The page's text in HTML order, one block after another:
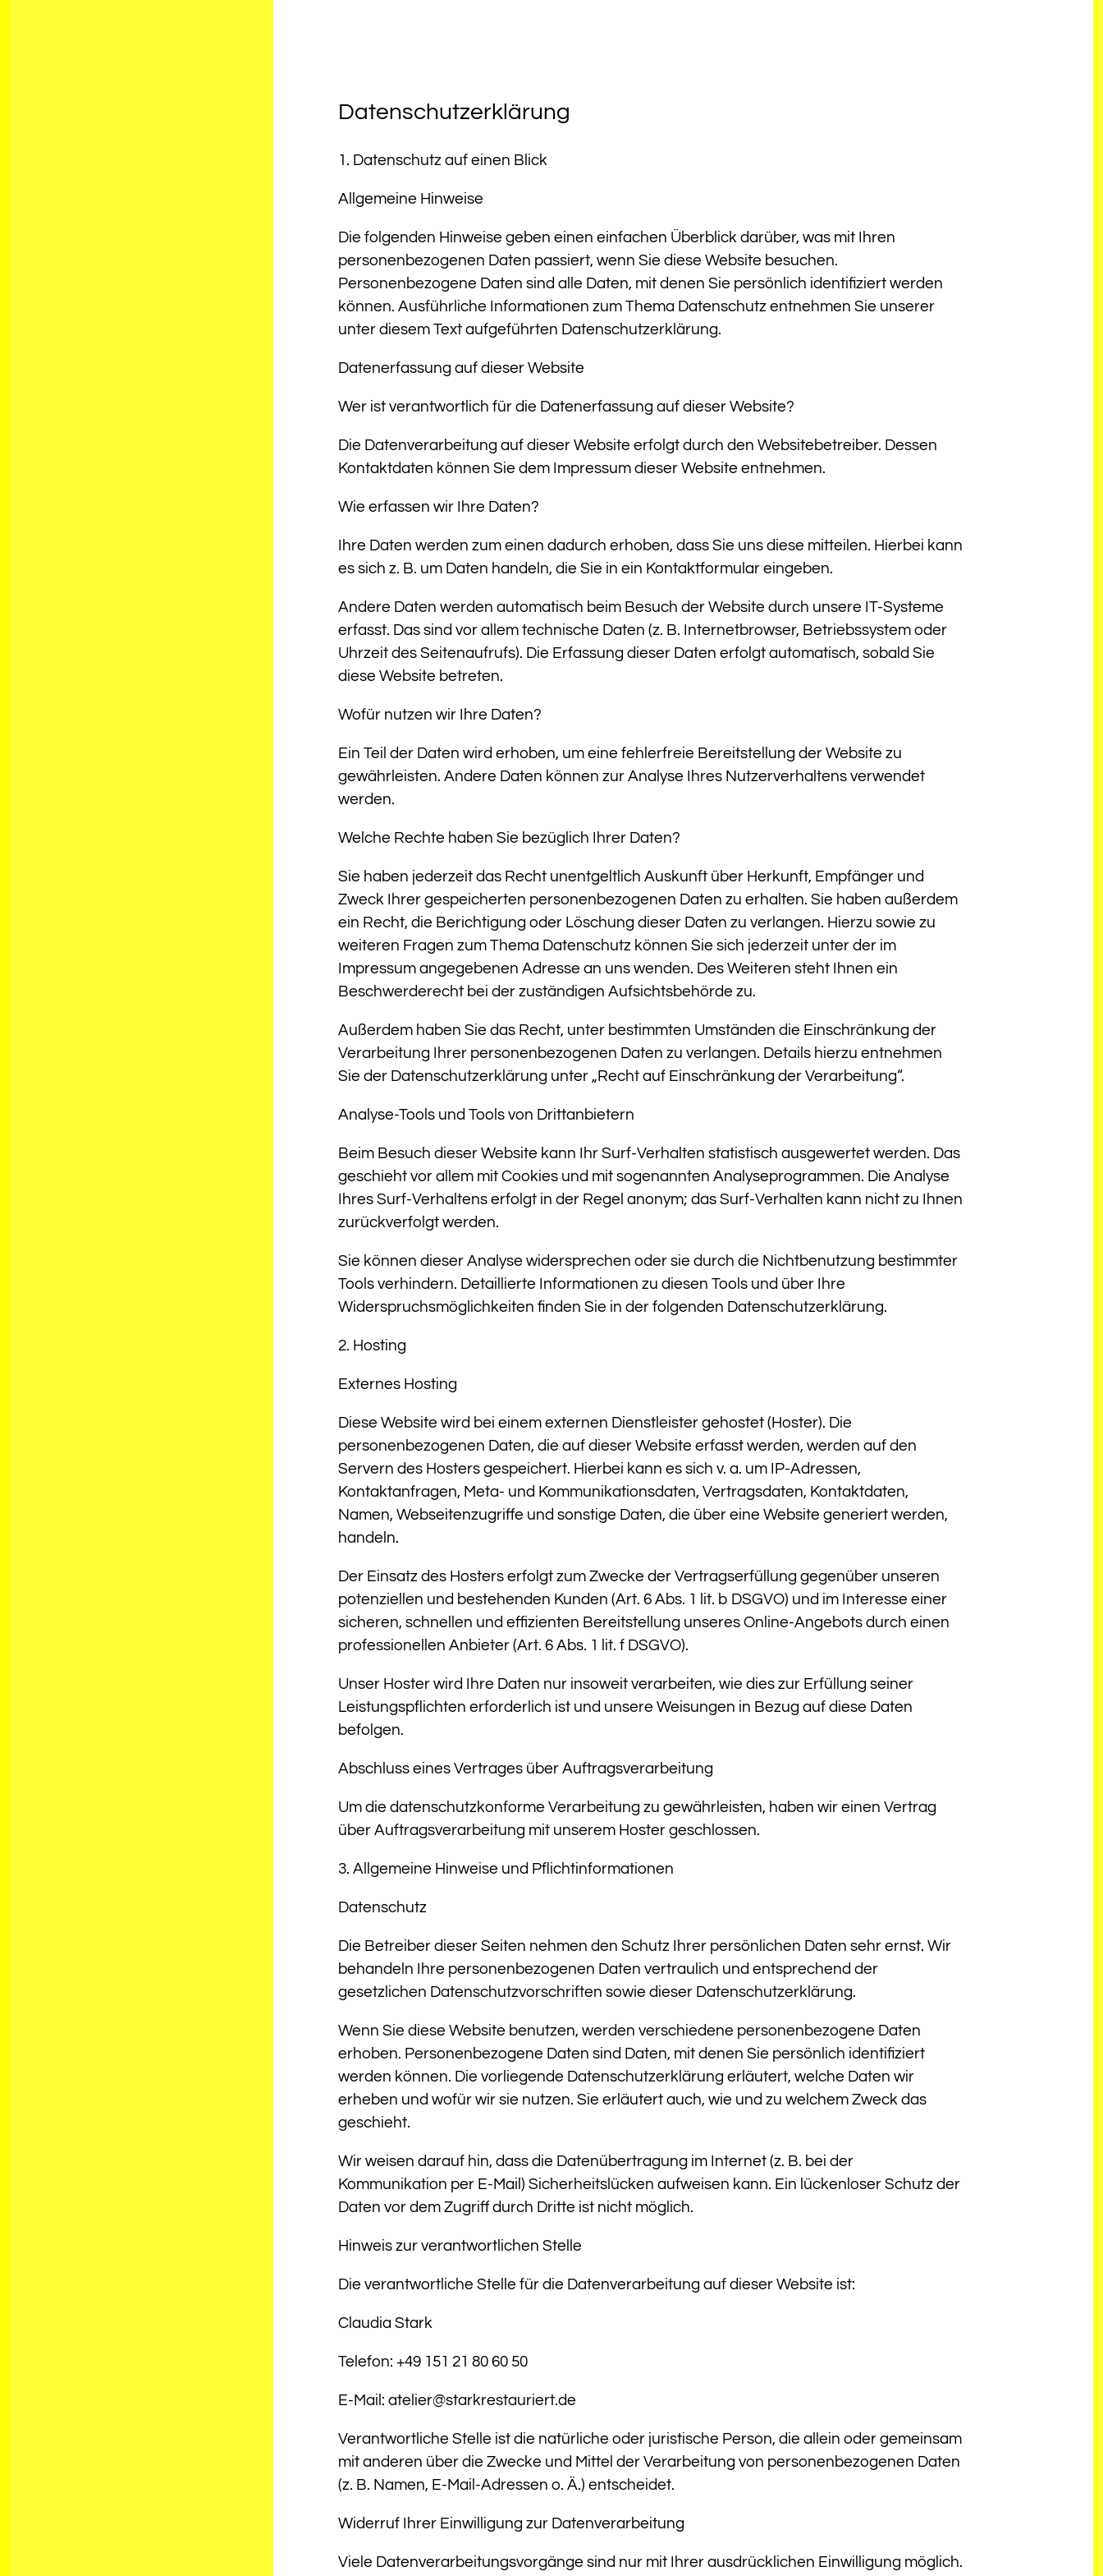
Datenschutzerklärung
1. Datenschutz auf einen Blick
Allgemeine Hinweise
Die folgenden Hinweise geben einen einfachen Überblick darüber, was mit Ihren
personenbezogenen Daten passiert, wenn Sie diese Website besuchen.
Personenbezogene Daten sind alle Daten, mit denen Sie persönlich identifiziert werden
können. Ausführliche Informationen zum Thema Datenschutz entnehmen Sie unserer
unter diesem Text aufgeführten Datenschutzerklärung.
Datenerfassung auf dieser Website
Wer ist verantwortlich für die Datenerfassung auf dieser Website?
Die Datenverarbeitung auf dieser Website erfolgt durch den Websitebetreiber. Dessen
Kontaktdaten können Sie dem Impressum dieser Website entnehmen.
Wie erfassen wir Ihre Daten?
Ihre Daten werden zum einen dadurch erhoben, dass Sie uns diese mitteilen. Hierbei kann
es sich z. B. um Daten handeln, die Sie in ein Kontaktformular eingeben.
Andere Daten werden automatisch beim Besuch der Website durch unsere IT-Systeme
erfasst. Das sind vor allem technische Daten (z. B. Internetbrowser, Betriebssystem oder
Uhrzeit des Seitenaufrufs). Die Erfassung dieser Daten erfolgt automatisch, sobald Sie
diese Website betreten.
Wofür nutzen wir Ihre Daten?
Ein Teil der Daten wird erhoben, um eine fehlerfreie Bereitstellung der Website zu
gewährleisten. Andere Daten können zur Analyse Ihres Nutzerverhaltens verwendet
werden.
Welche Rechte haben Sie bezüglich Ihrer Daten?
Sie haben jederzeit das Recht unentgeltlich Auskunft über Herkunft, Empfänger und
Zweck Ihrer gespeicherten personenbezogenen Daten zu erhalten. Sie haben außerdem
ein Recht, die Berichtigung oder Löschung dieser Daten zu verlangen. Hierzu sowie zu
weiteren Fragen zum Thema Datenschutz können Sie sich jederzeit unter der im
Impressum angegebenen Adresse an uns wenden. Des Weiteren steht Ihnen ein
Beschwerderecht bei der zuständigen Aufsichtsbehörde zu.
Außerdem haben Sie das Recht, unter bestimmten Umständen die Einschränkung der
Verarbeitung Ihrer personenbezogenen Daten zu verlangen. Details hierzu entnehmen
Sie der Datenschutzerklärung unter „Recht auf Einschränkung der Verarbeitung“.
Analyse-Tools und Tools von Drittanbietern
Beim Besuch dieser Website kann Ihr Surf-Verhalten statistisch ausgewertet werden. Das
geschieht vor allem mit Cookies und mit sogenannten Analyseprogrammen. Die Analyse
Ihres Surf-Verhaltens erfolgt in der Regel anonym; das Surf-Verhalten kann nicht zu Ihnen
zurückverfolgt werden.
Sie können dieser Analyse widersprechen oder sie durch die Nichtbenutzung bestimmter
Tools verhindern. Detaillierte Informationen zu diesen Tools und über Ihre
Widerspruchsmöglichkeiten finden Sie in der folgenden Datenschutzerklärung.
2. Hosting
Externes Hosting
Diese Website wird bei einem externen Dienstleister gehostet (Hoster). Die
personenbezogenen Daten, die auf dieser Website erfasst werden, werden auf den
Servern des Hosters gespeichert. Hierbei kann es sich v. a. um IP-Adressen,
Kontaktanfragen, Meta- und Kommunikationsdaten, Vertragsdaten, Kontaktdaten,
Namen, Webseitenzugriffe und sonstige Daten, die über eine Website generiert werden,
handeln.
Der Einsatz des Hosters erfolgt zum Zwecke der Vertragserfüllung gegenüber unseren
potenziellen und bestehenden Kunden (Art. 6 Abs. 1 lit. b DSGVO) und im Interesse einer
sicheren, schnellen und effizienten Bereitstellung unseres Online-Angebots durch einen
professionellen Anbieter (Art. 6 Abs. 1 lit. f DSGVO).
Unser Hoster wird Ihre Daten nur insoweit verarbeiten, wie dies zur Erfüllung seiner
Leistungspflichten erforderlich ist und unsere Weisungen in Bezug auf diese Daten
befolgen.
Abschluss eines Vertrages über Auftragsverarbeitung
Um die datenschutzkonforme Verarbeitung zu gewährleisten, haben wir einen Vertrag
über Auftragsverarbeitung mit unserem Hoster geschlossen.
3. Allgemeine Hinweise und Pflichtinformationen
Datenschutz
Die Betreiber dieser Seiten nehmen den Schutz Ihrer persönlichen Daten sehr ernst. Wir
behandeln Ihre personenbezogenen Daten vertraulich und entsprechend der
gesetzlichen Datenschutzvorschriften sowie dieser Datenschutzerklärung.
Wenn Sie diese Website benutzen, werden verschiedene personenbezogene Daten
erhoben. Personenbezogene Daten sind Daten, mit denen Sie persönlich identifiziert
werden können. Die vorliegende Datenschutzerklärung erläutert, welche Daten wir
erheben und wofür wir sie nutzen. Sie erläutert auch, wie und zu welchem Zweck das
geschieht.
Wir weisen darauf hin, dass die Datenübertragung im Internet (z. B. bei der
Kommunikation per E-Mail) Sicherheitslücken aufweisen kann. Ein lückenloser Schutz der
Daten vor dem Zugriff durch Dritte ist nicht möglich.
Hinweis zur verantwortlichen Stelle
Die verantwortliche Stelle für die Datenverarbeitung auf dieser Website ist:
Claudia Stark
Telefon: +49 151 21 80 60 50
E-Mail: atelier@starkrestauriert.de
Verantwortliche Stelle ist die natürliche oder juristische Person, die allein oder gemeinsam
mit anderen über die Zwecke und Mittel der Verarbeitung von personenbezogenen Daten
(z. B. Namen, E-Mail-Adressen o. Ä.) entscheidet.
Widerruf Ihrer Einwilligung zur Datenverarbeitung
Viele Datenverarbeitungsvorgänge sind nur mit Ihrer ausdrücklichen Einwilligung möglich.